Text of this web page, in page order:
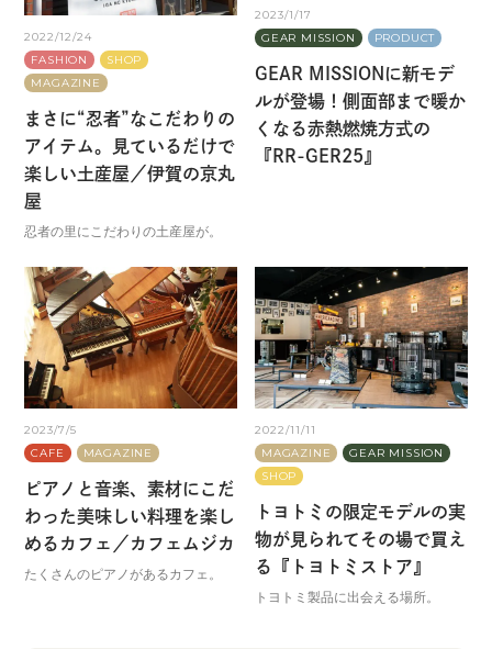
2022/12/24
FASHION
SHOP
MAGAZINE
まさに“忍者”なこだわりの
アイテム。見ているだけで
楽しい土産屋／伊賀の京丸
屋
忍者の里にこだわりの土産屋が。
2023/1/17
GEAR MISSION
PRODUCT
GEAR MISSIONに新モデ
ルが登場！側面部まで暖か
くなる赤熱燃焼方式の
『RR-GER25』
2023/7/5
CAFE
MAGAZINE
ピアノと音楽、素材にこだ
わった美味しい料理を楽し
めるカフェ／カフェムジカ
たくさんのピアノがあるカフェ。
2022/11/11
MAGAZINE
GEAR MISSION
SHOP
トヨトミの限定モデルの実
物が見られてその場で買え
る『トヨトミストア』
トヨトミ製品に出会える場所。